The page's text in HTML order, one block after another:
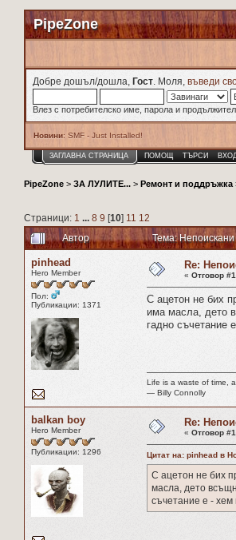
PipeZone
Добре дошъл/дошла, Гост . Моля, въведи
Влез с потребителско име, парола и
Новини: SMF - Just Installed!
ЗАГЛАВНА СТРАНИЦА ПОМОЩ ТЪРСИ
PipeZone > ЗА ЛУЛИТЕ... > Ремонт и поддръжка
Страници: 1 ... 8 9 [10] 11 12
Автор
Тема:
pinhead
Hero Member
Пол:
Публикации: 1371
Re:
« Отговор
С ацетон не бих
има масла, дето
гадно съчетание
Life is a waste of time,
― Billy Connolly
balkan boy
Hero Member
Публикации: 1296
Re:
« Отговор
Цитат на: pinhead в
С ацетон не бих
масла, дето
съчетание е -